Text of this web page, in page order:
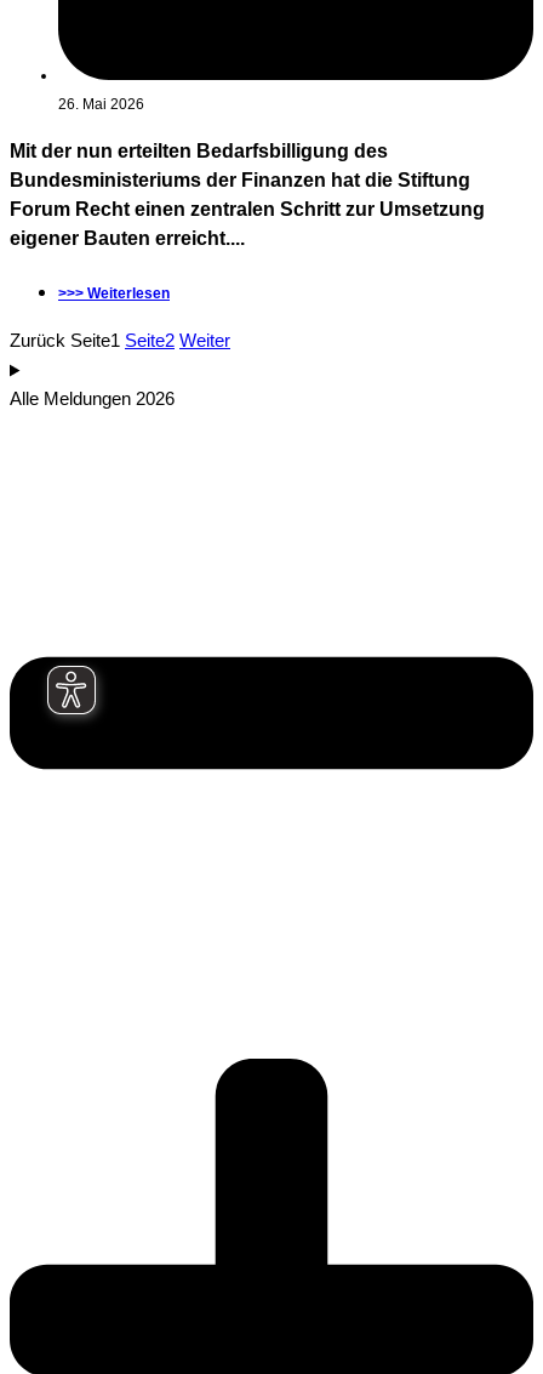
26. Mai 2026
Mit der nun erteilten Bedarfsbilligung des
Bundesministeriums der Finanzen hat die Stiftung
Forum Recht einen zentralen Schritt zur Umsetzung
eigener Bauten erreicht....
>>> Weiterlesen
Zurück Seite1 Seite2 Weiter
Alle Meldungen 2026